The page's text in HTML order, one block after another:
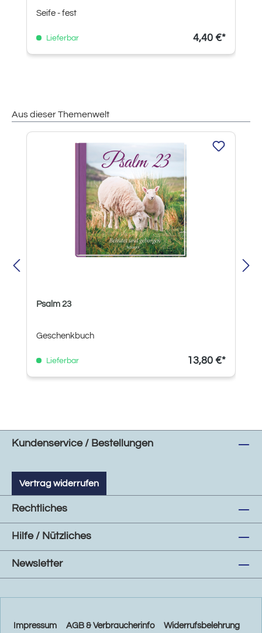
Seife - fest
Lieferbar 4,40 €*
Aus dieser Themenwelt
Produktgalerie überspringen
Psalm 23
Geschenkbuch
Lieferbar 13,80 €*
Kundenservice / Bestellungen
Vertrag widerrufen
Rechtliches
Hilfe / Nützliches
Newsletter
Impressum AGB & Verbraucherinfo Widerrufsbelehrung